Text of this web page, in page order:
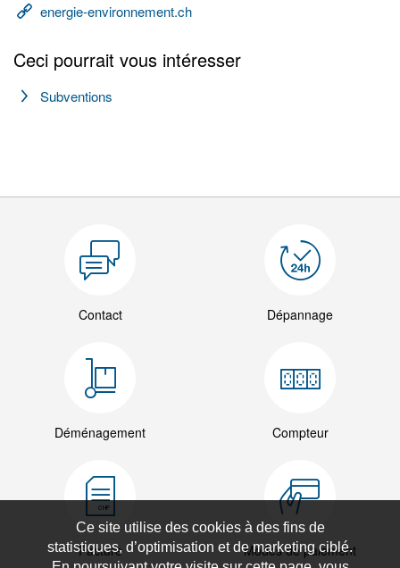
energie-environnement.ch
Ceci pourrait vous intéresser
Subventions
Contact Dépannage
Déménagement Compteur
Facture Modes de paiement
Ce site utilise des cookies à des fins de
statistiques, d’optimisation et de marketing ciblé.